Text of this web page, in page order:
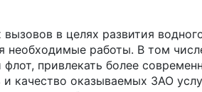
в целях развития
необходимые работы. В том
привлекать более
и качество оказываемых ЗАО